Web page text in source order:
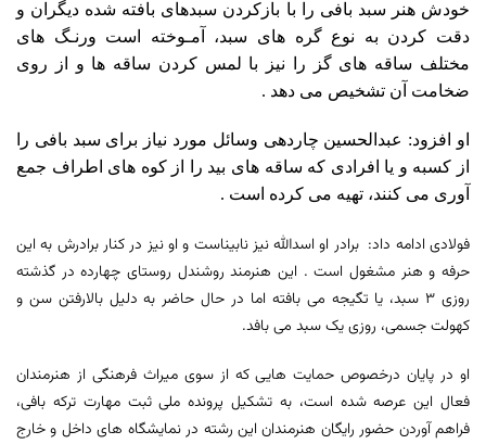
خودش هنر سبد بافی را با بازکردن سبدهای بافته شده دیگران و
دقت کردن به نوع گره های سبد، آمـوخته است ورنـگ های
مختلف ساقه های گز را نیز با لمس کردن ساقه ها و از روی
ضخامت آن تشخیص می دهد .
او افزود: عبدالحسین چاردهی وسائل مورد نیاز برای سبد بافی را
از کسبه و یا افرادی که ساقه های بید را از کوه های اطراف جمع
آوری می کنند، تهیه می کرده است .
فولادی ادامه داد: برادر او اسدالله نیز نابیناست و او نیز در کنار برادرش به این
حرفه و هنر مشغول است . این هنرمند روشندل روستای چهارده در گذشته
روزی 3 سبد، یا تگیجه می بافته اما در حال حاضر به دلیل بالارفتن سن و
کهولت جسمی، روزی یک سبد می بافد.
او در پایان درخصوص حمایت هایی که از سوی میراث فرهنگی از هنرمندان
فعال این عرصه شده است، به تشکیل پرونده ملی ثبت مهارت ترکه بافی،
فراهم آوردن حضور رایگان هنرمندان این رشته در نمایشگاه های داخل و خارج